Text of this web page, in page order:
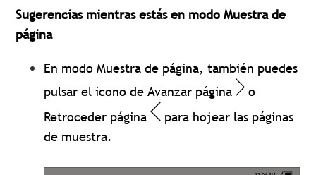
Sugerencias mientras estás en modo Muestra de
página
En modo Muestra de página, también puedes
pulsar el icono de Avanzar página
o
Retroceder página
para hojear las páginas
de muestra.